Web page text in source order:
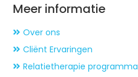
Meer informatie
Over ons
Cliënt Ervaringen
Relatietherapie programma